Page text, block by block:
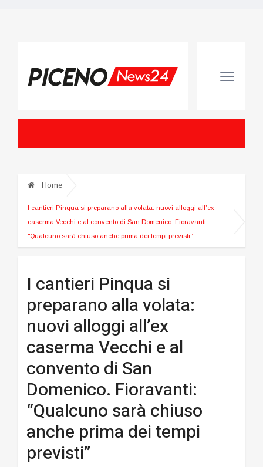
Home
I cantieri Pinqua si preparano alla volata: nuovi alloggi all’ex
caserma Vecchi e al convento di San Domenico. Fioravanti:
“Qualcuno sarà chiuso anche prima dei tempi previsti”
I cantieri Pinqua si
preparano alla volata:
nuovi alloggi all’ex
caserma Vecchi e al
convento di San
Domenico. Fioravanti:
“Qualcuno sarà chiuso
anche prima dei tempi
previsti”